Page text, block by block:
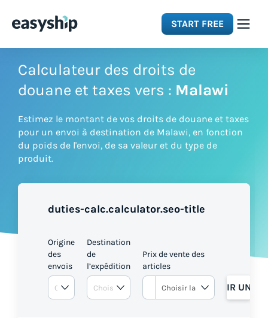
START FREE
Solutions
Integrations
Resources
Calculateur des droits de
douane et taxes vers : Malawi
Estimez le montant de vos droits de douane et taxes
pour un envoi à destination de Malawi, en fonction
du poids de l'envoi, de sa valeur et du type de
produit.
duties-calc.calculator.seo-title
Origine
des
envois
Destination
de
l’expédition
Prix de vente des
articles
OBTENIR UN